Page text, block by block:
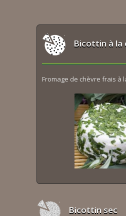
Bicottin à la
Fromage de chèvre frais à
Bicottin sec